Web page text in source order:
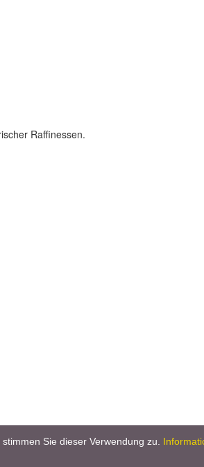
Raffinessen.
und Gartenprofis.
Sie dieser Verwendung zu.